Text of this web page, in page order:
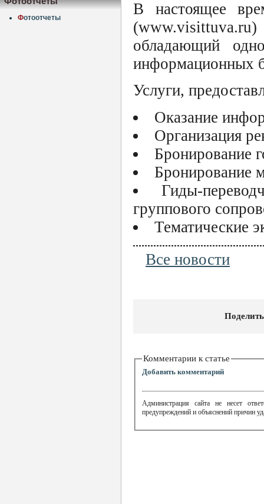
Фотоотчеты
В настоящее
обладающий
информационных
Услуги,
Оказание
Организация
Бронирование
Бронирование
Гиды-
группового
Тематические
Все новости
Комментарии к статье
Добавить комментарий
Администрация сайта не несет
предупреждений и объяснений причин